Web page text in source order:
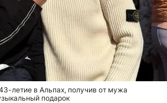
летие в Альпах, получив от мужа
подарок